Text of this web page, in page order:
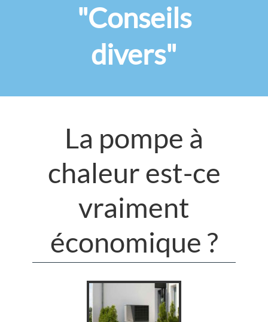
"Conseils
divers"
La pompe à
chaleur est-ce
vraiment
économique ?